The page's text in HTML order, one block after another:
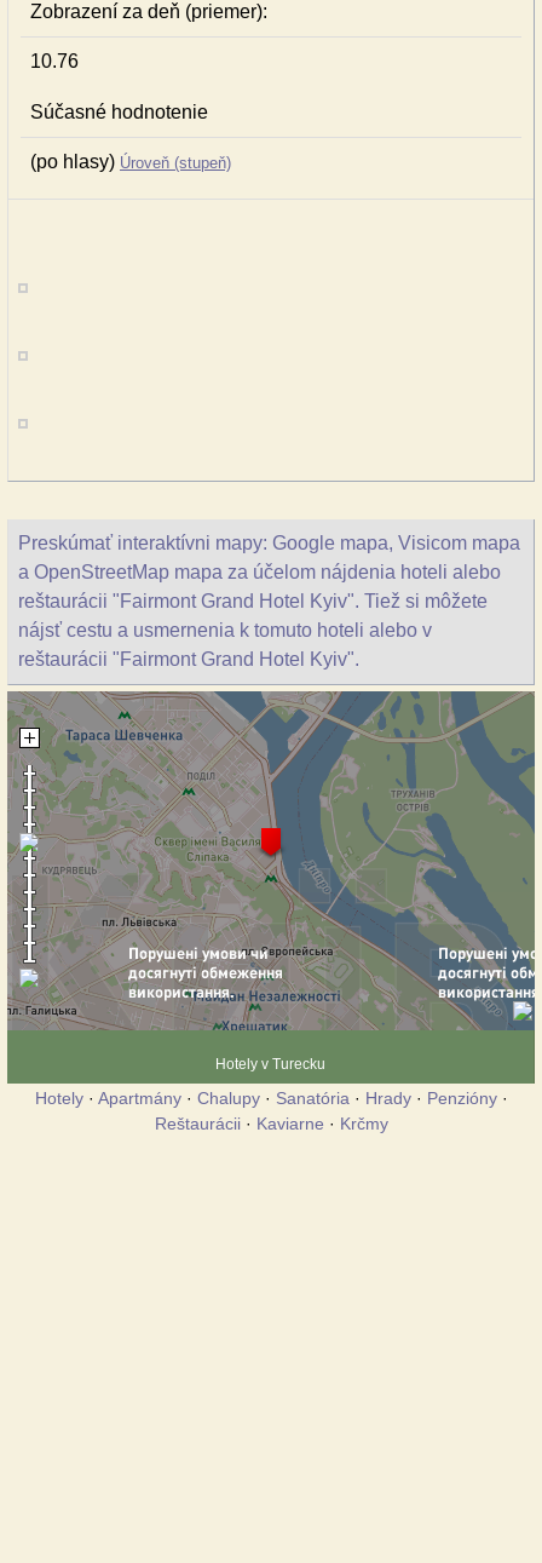
Zobrazení za deň (priemer):
10.76
Súčasné hodnotenie
(po hlasy) Úroveň (stupeň)
Preskúmať interaktívni mapy: Google mapa, Visicom mapa
a OpenStreetMap mapa za účelom nájdenia hoteli alebo
reštaurácii "Fairmont Grand Hotel Kyiv". Tiež si môžete
nájsť cestu a usmernenia k tomuto hoteli alebo v
reštaurácii "Fairmont Grand Hotel Kyiv".
Hotely v Turecku
Hotely· Apartmány· Chalupy· Sanatória · Hrady· Penzióny·
Reštaurácii· Kaviarne · Krčmy